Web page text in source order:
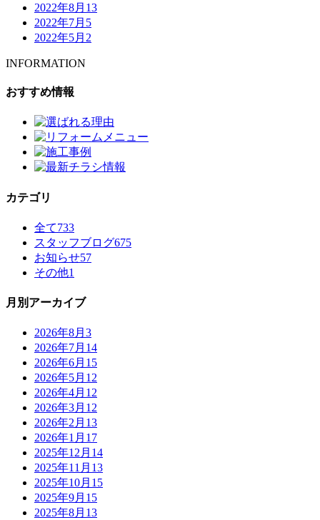
2022年8月 13
2022年7月 5
2022年5月 2
INFORMATION
おすすめ情報
カテゴリ
全て733
スタッフブログ675
お知らせ57
その他1
月別アーカイブ
2026年8月 3
2026年7月 14
2026年6月 15
2026年5月 12
2026年4月 12
2026年3月 12
2026年2月 13
2026年1月 17
2025年12月 14
2025年11月 13
2025年10月 15
2025年9月 15
2025年8月 13